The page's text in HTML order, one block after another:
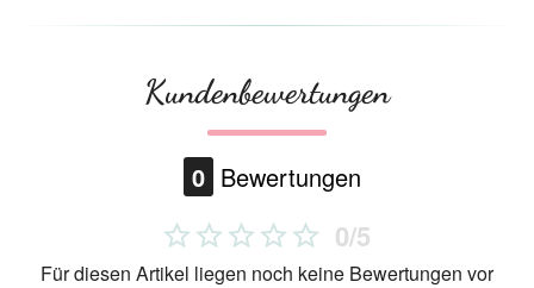
Kundenbewertungen
0 Bewertungen
0/5
Für diesen Artikel liegen noch keine Bewertungen vor